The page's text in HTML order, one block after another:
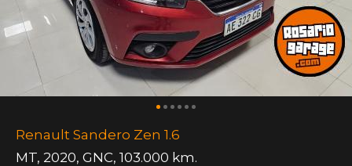
Renault Sandero Zen 1.6
MT, 2020, GNC, 103.000 km.